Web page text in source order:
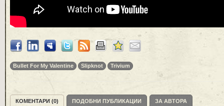
Bullet For My Valentine Slipknot Trivium
КОМЕНТАРИ (0) ПОДОБНИ ПУБЛИКАЦИИ ЗА АВТОРА